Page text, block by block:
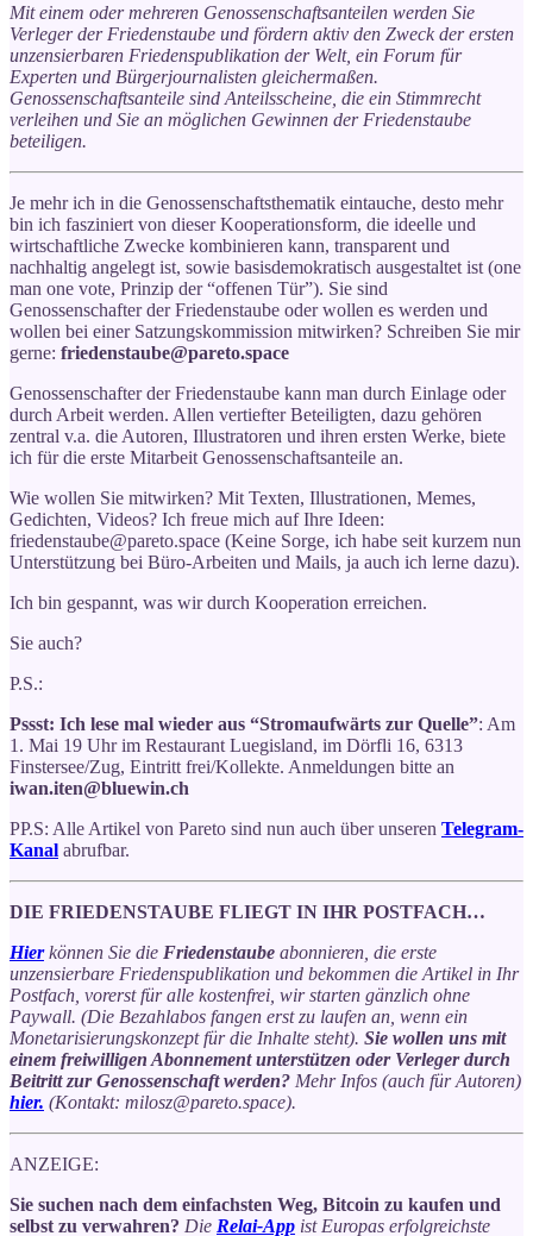
Mit einem oder mehreren Genossenschaftsanteilen werden Sie
Verleger der Friedenstaube und fördern aktiv den Zweck der ersten
unzensierbaren Friedenspublikation der Welt, ein Forum für
Experten und Bürgerjournalisten gleichermaßen.
Genossenschaftsanteile sind Anteilsscheine, die ein Stimmrecht
verleihen und Sie an möglichen Gewinnen der Friedenstaube
beteiligen.
Je mehr ich in die Genossenschaftsthematik eintauche, desto mehr
bin ich fasziniert von dieser Kooperationsform, die ideelle und
wirtschaftliche Zwecke kombinieren kann, transparent und
nachhaltig angelegt ist, sowie basisdemokratisch ausgestaltet ist (one
man one vote, Prinzip der “offenen Tür”). Sie sind
Genossenschafter der Friedenstaube oder wollen es werden und
wollen bei einer Satzungskommission mitwirken? Schreiben Sie mir
gerne: friedenstaube@pareto.space
Genossenschafter der Friedenstaube kann man durch Einlage oder
durch Arbeit werden. Allen vertiefter Beteiligten, dazu gehören
zentral v.a. die Autoren, Illustratoren und ihren ersten Werke, biete
ich für die erste Mitarbeit Genossenschaftsanteile an.
Wie wollen Sie mitwirken? Mit Texten, Illustrationen, Memes,
Gedichten, Videos? Ich freue mich auf Ihre Ideen:
friedenstaube@pareto.space (Keine Sorge, ich habe seit kurzem nun
Unterstützung bei Büro-Arbeiten und Mails, ja auch ich lerne dazu).
Ich bin gespannt, was wir durch Kooperation erreichen.
Sie auch?
P.S.:
Pssst: Ich lese mal wieder aus “Stromaufwärts zur Quelle”: Am
1. Mai 19 Uhr im Restaurant Luegisland, im Dörfli 16, 6313
Finstersee/Zug, Eintritt frei/Kollekte. Anmeldungen bitte an
iwan.iten@bluewin.ch
PP.S: Alle Artikel von Pareto sind nun auch über unseren Telegram-
Kanal abrufbar.
DIE FRIEDENSTAUBE FLIEGT IN IHR POSTFACH…
Hierkönnen Sie die Friedenstaube abonnieren, die erste
unzensierbare Friedenspublikation und bekommen die Artikel in Ihr
Postfach, vorerst für alle kostenfrei, wir starten gänzlich ohne
Paywall. (Die Bezahlabos fangen erst zu laufen an, wenn ein
Monetarisierungskonzept für die Inhalte steht). Sie wollen uns mit
einem freiwilligen Abonnement unterstützen oder Verleger durch
Beitritt zur Genossenschaft werden? Mehr Infos (auch für Autoren)
hier. (Kontakt: milosz@pareto.space).
ANZEIGE:
Sie suchen nach dem einfachsten Weg, Bitcoin zu kaufen und
selbst zu verwahren? Die Relai-App ist Europas erfolgreichste